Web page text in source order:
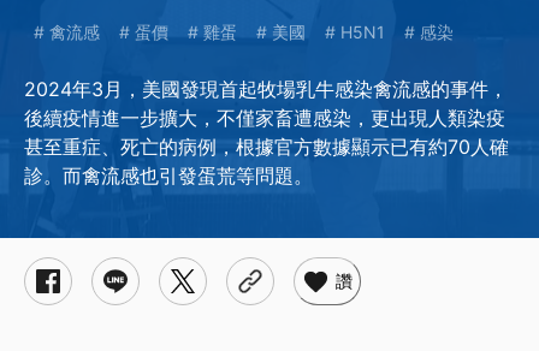
禽流感 蛋價 雞蛋 美國 H5N1 感染
2024年3月，美國發現首起牧場乳牛感染禽流感的事件，
後續疫情進一步擴大，不僅家畜遭感染，更出現人類染疫
甚至重症、死亡的病例，根據官方數據顯示已有約70人確
診。而禽流感也引發蛋荒等問題。
讚